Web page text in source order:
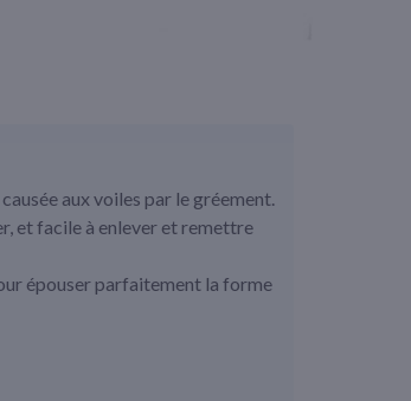
aux voiles par le gréement.
et facile à enlever et remettre
épouser parfaitement la forme